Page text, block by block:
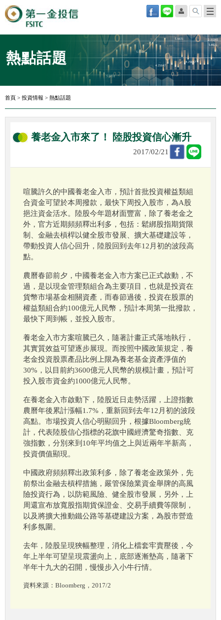
熱點話題
首頁 > 投資情報 > 熱點話題
養老金入市來了！ 陸股投資信心漸升
2017/02/21
喧騰許久的中國養老金入市，預計首批投資權益類組
合資金可望於本周撥款，最快下周投入股市，為A股
挹注資金活水。陸股今年題材面豐富，除了養老金之
外，官方近期頻頻釋出利多，包括：鬆綁股指期貨限
制、金融去槓桿以健全股市發展、擴大基礎建設等，
帶動投資人信心回升，陸股回到去年12月初的波段高
點。
農曆春節前夕，中國養老金入市方案已正式啟動，不
過，是以現金管理類組合為主要項目，也就是投資在
貨幣市場基金相關資產，而春節過後，投資在股票的
權益類組合約100億元人民幣，預計本周第一批撥款，
最快下周到帳，並投入股市。
養老金入市方案喧騰已久，隨著計畫正式落地執行，
其實質效益可望逐步展現。而按照中國政策規定，養
老金投資股票產品比例上限為養老基金資產淨值的
30%，以目前約3600億元人民幣的規模計畫，預計可
投入股市資金約1000億元人民幣。
在養老金入市啟動下，陸股近日走勢活躍，上證指數
農曆年後累計漲幅1.7%，重新回到去年12月初的波段
高點。市場投資人信心明顯回升，根據Bloomberg統
計，代表陸股信心指標的花旗中國經濟驚奇指數、克
強指數，分別來到10年平均值之上與近兩年半新高，
投資價值顯現。
中國政府頻頻釋出政策利多，除了養老金政策外，先
前祭出金融去槓桿措施，嚴管保險業資金舉牌的高風
險投資行為，以防範風險、健全股市發展，另外，上
周還宣布放寬股指期貨保證金、交易手續費等限制，
以及將擴大推動鐵公路等基礎建設方案，為股市營造
利多氛圍。
去年，陸股呈現狹幅整理，消化上檔套牢賣壓後，今
年上半年可望呈現震盪向上，底部逐漸墊高，隨著下
半年十九大的召開，慢慢步入小牛行情。
資料來源：Bloomberg，2017/2